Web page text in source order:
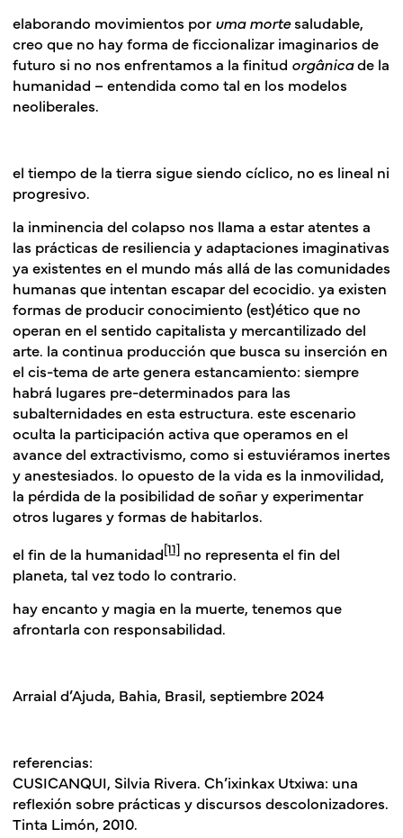
elaborando movimientos por uma mortesaludable,
creo que no hay forma de ficcionalizar imaginarios de
futuro si no nos enfrentamos a la finitud orgânicade la
humanidad – entendida como tal en los modelos
neoliberales.
el tiempo de la tierra sigue siendo cíclico, no es lineal ni
progresivo.
la inminencia del colapso nos llama a estar atentes a
las prácticas de resiliencia y adaptaciones imaginativas
ya existentes en el mundo más allá de las comunidades
humanas que intentan escapar del ecocidio. ya existen
formas de producir conocimiento (est)ético que no
operan en el sentido capitalista y mercantilizado del
arte. la continua producción que busca su inserción en
el cis-tema de arte genera estancamiento: siempre
habrá lugares pre-determinados para las
subalternidades en esta estructura. este escenario
oculta la participación activa que operamos en el
avance del extractivismo, como si estuviéramos inertes
y anestesiados. lo opuesto de la vida es la inmovilidad,
la pérdida de la posibilidad de soñar y experimentar
otros lugares y formas de habitarlos.
el fin de la humanidad[11] no representa el fin del
planeta, tal vez todo lo contrario.
hay encanto y magia en la muerte, tenemos que
afrontarla con responsabilidad.
Arraial d’Ajuda, Bahia, Brasil, septiembre 2024
referencias:
CUSICANQUI, Silvia Rivera. Ch’ixinkax Utxiwa: una
reflexión sobre prácticas y discursos descolonizadores.
Tinta Limón, 2010.